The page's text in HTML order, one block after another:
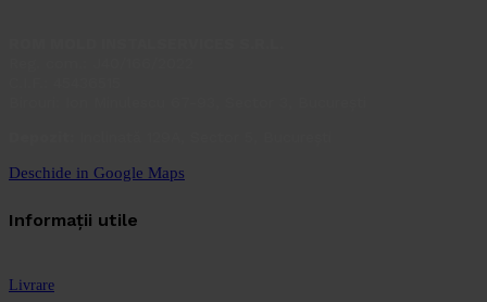
Deschide in Google Maps
Informații utile
Livrare